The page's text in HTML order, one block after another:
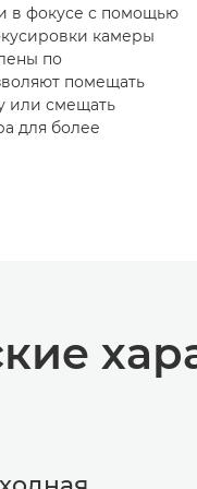
в фокусе с помощью
камеры
по
помещать
или смещать
для более